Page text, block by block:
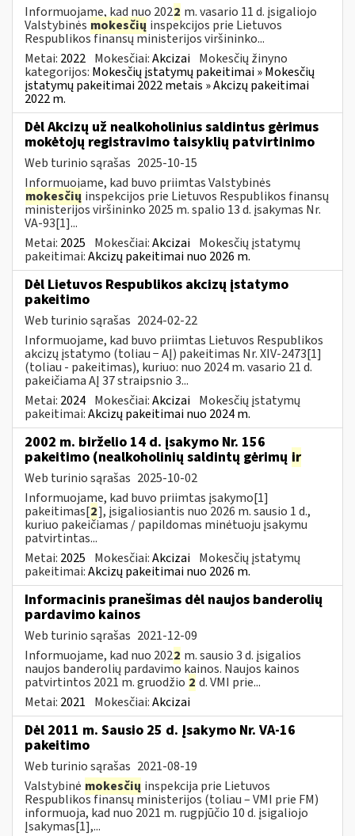
Informuojame, kad nuo 2022 m. vasario 11 d. įsigaliojo
Valstybinės mokesčių inspekcijos prie Lietuvos
Respublikos finansų ministerijos viršininko...
Metai: 2022 Mokesčiai:Akcizai Mokesčių žinyno
kategorijos: Mokesčių įstatymų pakeitimai » Mokesčių
įstatymų pakeitimai 2022 metais » Akcizų pakeitimai
2022 m.
Dėl Akcizų už nealkoholinius saldintus gėrimus
mokėtojų registravimo taisyklių patvirtinimo
Web turinio sąrašas 2025-10-15
Informuojame, kad buvo priimtas Valstybinės
mokesčių inspekcijos prie Lietuvos Respublikos finansų
ministerijos viršininko 2025 m. spalio 13 d. įsakymas Nr.
VA-93[1]...
Metai: 2025 Mokesčiai:Akcizai Mokesčių įstatymų
pakeitimai:Akcizų pakeitimai nuo 2026 m.
Dėl Lietuvos Respublikos akcizų įstatymo
pakeitimo
Web turinio sąrašas 2024-02-22
Informuojame, kad buvo priimtas Lietuvos Respublikos
akcizų įstatymo (toliau − AĮ) pakeitimas Nr. XIV-2473[1]
(toliau - pakeitimas), kuriuo: nuo 2024 m. vasario 21 d.
pakeičiama AĮ 37 straipsnio 3...
Metai: 2024 Mokesčiai:Akcizai Mokesčių įstatymų
pakeitimai:Akcizų pakeitimai nuo 2024 m.
2002 m. birželio 14 d. įsakymo Nr. 156
pakeitimo (nealkoholinių saldintų gėrimų ir
Web turinio sąrašas 2025-10-02
Informuojame, kad buvo priimtas įsakymo[1]
pakeitimas[2], įsigaliosiantis nuo 2026 m. sausio 1 d.,
kuriuo pakeičiamas / papildomas minėtuoju įsakymu
patvirtintas...
Metai: 2025 Mokesčiai:Akcizai Mokesčių įstatymų
pakeitimai:Akcizų pakeitimai nuo 2026 m.
Informacinis pranešimas dėl naujos banderolių
pardavimo kainos
Web turinio sąrašas 2021-12-09
Informuojame, kad nuo 2022 m. sausio 3 d. įsigalios
naujos banderolių pardavimo kainos. Naujos kainos
patvirtintos 2021 m. gruodžio 2 d. VMI prie...
Metai: 2021 Mokesčiai:Akcizai
Dėl 2011 m. Sausio 25 d. Įsakymo Nr. VA-16
pakeitimo
Web turinio sąrašas 2021-08-19
Valstybinė mokesčių inspekcija prie Lietuvos
Respublikos finansų ministerijos (toliau – VMI prie FM)
informuoja, kad nuo 2021 m. rugpjūčio 10 d. įsigaliojo
Įsakymas[1],...